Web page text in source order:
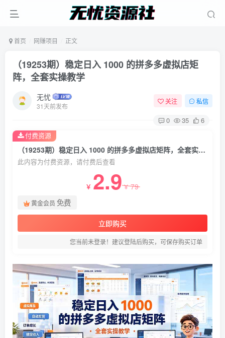
首页 网赚项目 正文
（19253期）稳定日入 1000 的拼多多虚拟店矩
阵，全套实操教学
无忧
31天前发布
关注 私信
0 35 6
（19253期）稳定日入 1000 的拼多多虚拟店矩阵，全套实操教学
此内容为付费资源，请付费后查看
￥ 2.9￥79
黄金会员 免费
立即购买
您当前未登录！建议登陆后购买，可保存购买订单
付费资源